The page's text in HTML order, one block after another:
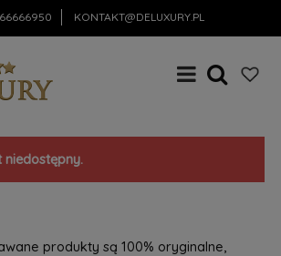
KONTAKT@DELUXURY.PL
niedostępny.
produkty są 100% oryginalne,